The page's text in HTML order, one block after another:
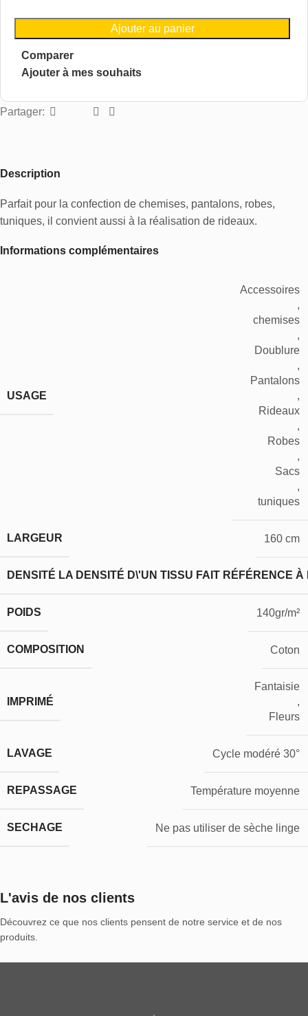
Ajouter au panier
Comparer
Ajouter à mes souhaits
Partager:
Description
Parfait pour la confection de chemises, pantalons, robes,
tuniques, il convient aussi à la réalisation de rideaux.
Informations complémentaires
USAGE
Accessoires
,
chemises
,
Doublure
,
Pantalons
,
Rideaux
,
Robes
,
Sacs
,
tuniques
LARGEUR 160 cm
DENSITÉ LA DENSITÉ D\'UN TISSU FAIT RÉFÉRENCE
POIDS 140gr/m²
COMPOSITION Coton
IMPRIMÉ
Fantaisie
,
Fleurs
LAVAGE Cycle modéré 30°
REPASSAGE Température moyenne
SECHAGE Ne pas utiliser de sèche linge
L'avis de nos clients
Découvrez ce que nos clients pensent de notre service et de nos
produits.